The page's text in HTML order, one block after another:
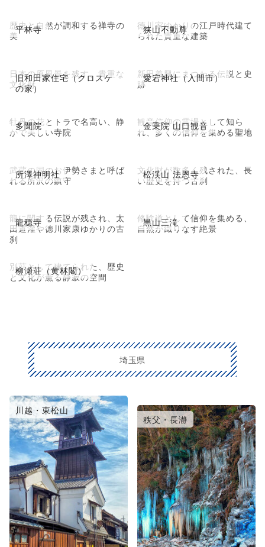
平林寺
歴史と自然が調和する禅寺の
美
狭山不動尊
徳川家ゆかりの江戸時代建て
られた貴重な建築
旧和田家住宅（クロスケ
の家）
日本の原風景を残す、貴重な
文化財
愛宕神社（入間市）
新田義興にまつわる伝説と史
跡
多聞院
牡丹の花とトラで名高い、静
かで美しい寺院
金乗院 山口観音
観音信仰の霊場として知ら
れ、多くの信仰を集める聖地
所澤神明社
武蔵の国のお伊勢さまと呼ば
れる所沢の鎮守
松渓山 法恩寺
文化財が数多く残された、長
い歴史を持つ古刹
龍穏寺
龍に関する伝説が残され、太
田道灌や徳川家康ゆかりの古
刹
黒山三滝
修験道として信仰を集める、
自然が織りなす絶景
柳瀬荘（黄林閣）
別荘として建てられた、歴史
と文化が薫る静寂の空間
埼玉県
川越・東松山
大宮・浦和・鴻巣
秩父・長瀞